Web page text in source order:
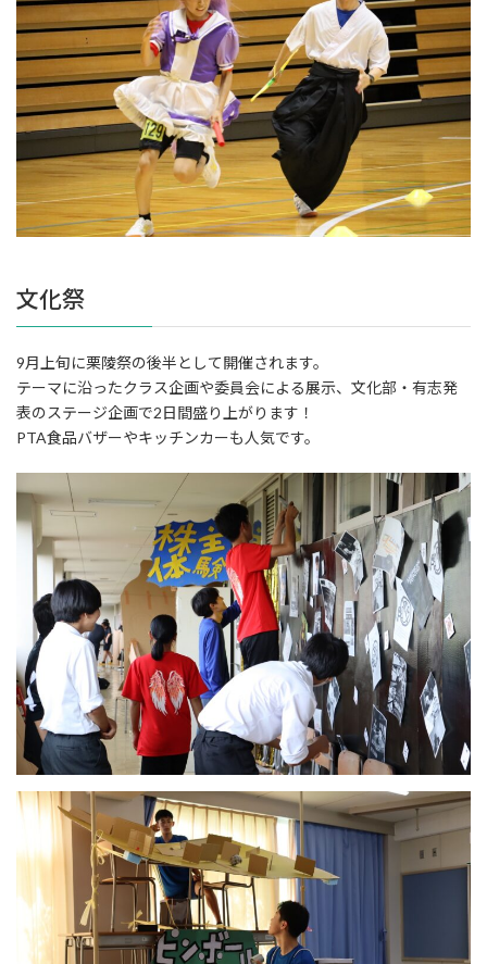
文化祭
9月上旬に栗陵祭の後半として開催されます。
テーマに沿ったクラス企画や委員会による展示、文化部・有志発
表のステージ企画で2日間盛り上がります！
PTA食品バザーやキッチンカーも人気です。